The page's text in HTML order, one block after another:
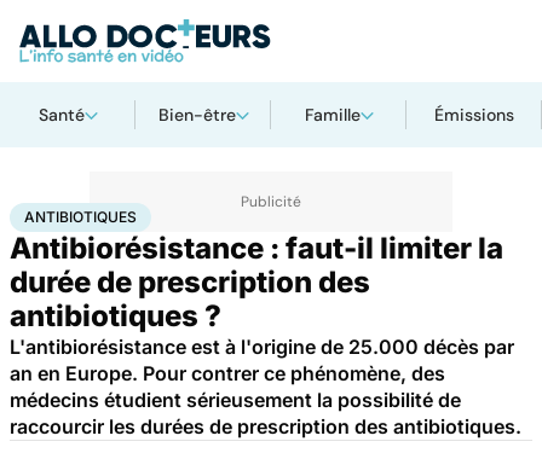
Santé Bien-être Famille Émissions
AccueilSantéMaladies Antibiotiques
ANTIBIOTIQUES
Antibiorésistance : faut-il limiter la
durée de prescription des
antibiotiques ?
L'antibiorésistance est à l'origine de 25.000 décès par
an en Europe. Pour contrer ce phénomène, des
médecins étudient sérieusement la possibilité de
raccourcir les durées de prescription des antibiotiques.